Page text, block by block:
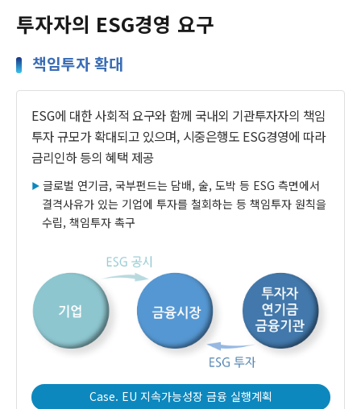
투자자의 ESG경영 요구
책임투자 확대
ESG에 대한 사회적 요구와 함께 국내외 기관투자자의 책임
투자 규모가 확대되고 있으며, 시중은행도 ESG경영에 따라
금리인하 등의 혜택 제공
글로벌 연기금, 국부펀드는 담배, 술, 도박 등 ESG 측면에서
결격사유가 있는 기업에 투자를 철회하는 등 책임투자 원칙을
수립, 책임투자 촉구
Case. EU 지속가능성장 금융 실행계획